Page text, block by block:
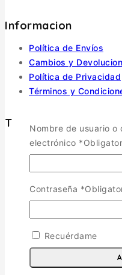
Informacion
Política de Envíos
Cambios y
Política de Privacidad
Términos y
Tienda
Aviones TOGGLE
Escala 1/48
Escala 1/32
Otras
Helicópteros
Nombre de usuario o
electrónico *
Contraseña *
Recuérdame